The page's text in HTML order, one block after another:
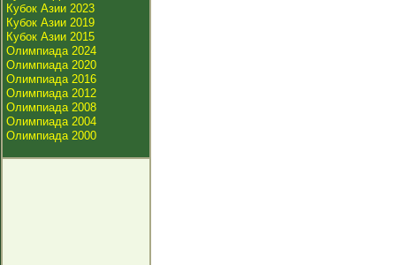
Кубок Азии 2023
Кубок Азии 2019
Кубок Азии 2015
Олимпиада 2024
Олимпиада 2020
Олимпиада 2016
Олимпиада 2012
Олимпиада 2008
Олимпиада 2004
Олимпиада 2000